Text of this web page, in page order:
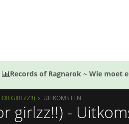
Records of Ragnarok ~ Wie moet
GIRLZZ!!) UITKOMSTEN
girlzz!!) -